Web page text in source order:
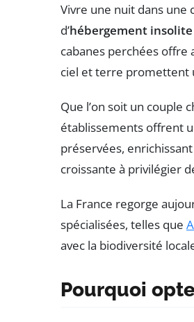
Vivre une nuit dans une
d’hébergement insolite
cabanes perchées offre
ciel et terre promettent
Que l’on soit un couple
établissements offrent
préservées,
croissante à privilégier
La France regorge
spécialisées, telles que
avec la biodiversité
Pourquoi